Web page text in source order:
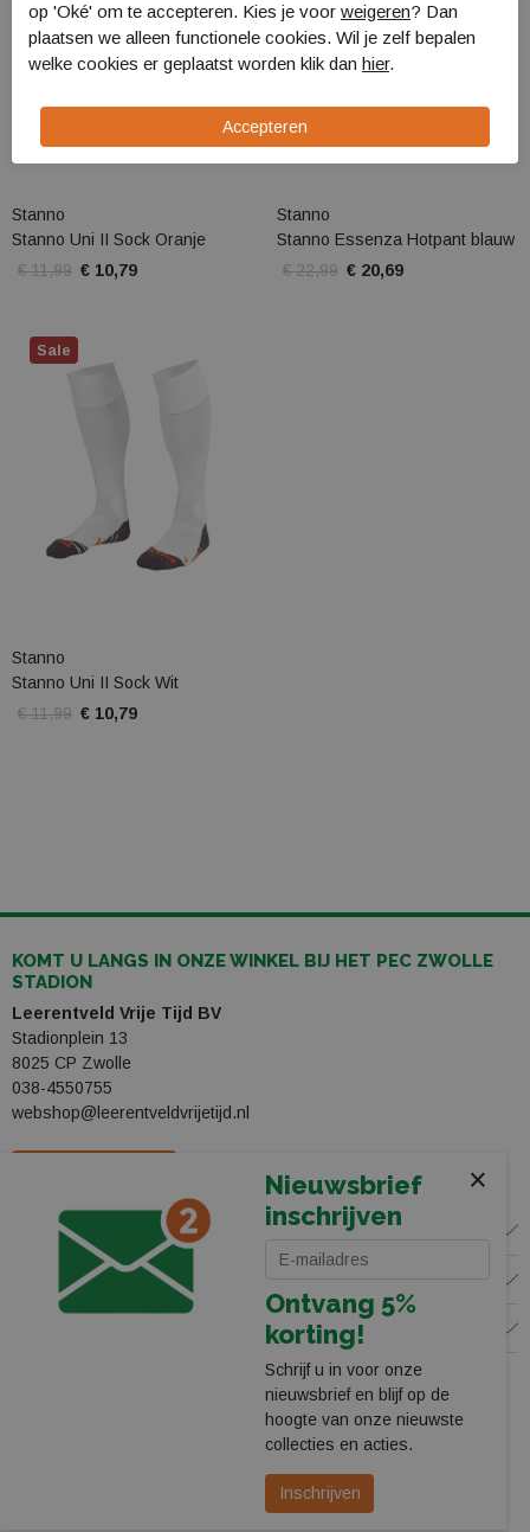
Stanno
Stanno Uni II Sock Oranje
€ 11,99 € 10,79
Stanno
Stanno Essenza Hotpant blauw
€ 22,99 € 20,69
Stanno
Stanno Uni II Sock Wit
€ 11,99 € 10,79
Sale
KOMT U LANGS IN ONZE WINKEL BIJ HET PEC ZWOLLE
STADION
Leerentveld Vrije Tijd BV
Stadionplein 13
8025 CP Zwolle
038-4550755
webshop@leerentveldvrijetijd.nl
WINKEL
KLANTENSERVICE
VOLG ONS
×
Nieuwsbrief
inschrijven
Ontvang 5%
korting!
Schrijf u in voor onze
nieuwsbrief en blijf op de
hoogte van onze nieuwste
collecties en acties.
Inschrijven
op 'Oké' om te accepteren. Kies je voor weigeren? Dan
plaatsen we alleen functionele cookies. Wil je zelf bepalen
welke cookies er geplaatst worden klik dan hier.